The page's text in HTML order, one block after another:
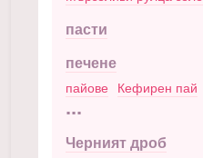
пасти
печене
пайове Кефирен пай
...
Черният дроб